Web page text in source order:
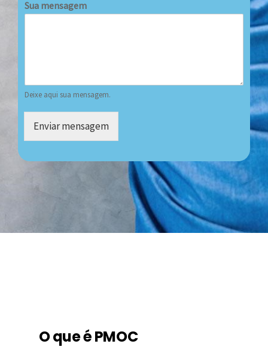
Sua mensagem
Deixe aqui sua mensagem.
Enviar mensagem
O que é PMOC